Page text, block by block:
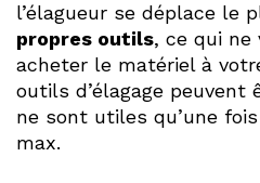
l’élagueur se déplace le
propres outils, ce qui ne
acheter le matériel à
outils d’élagage
ne sont utiles qu’une
max.